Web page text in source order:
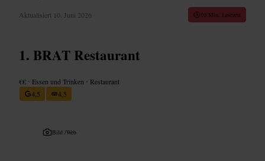
Aktualisiert 10. Juni 2026 10 Min. Lesezeit
BRAT Restaurant
€€ • Essen und Trinken • Restaurant
4,5
4,5
Bild /Web